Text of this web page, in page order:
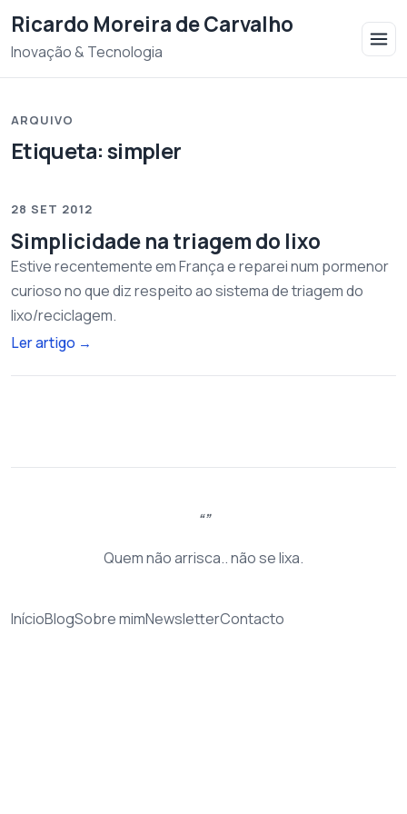
Ricardo Moreira de Carvalho
Inovação & Tecnologia
ARQUIVO
Etiqueta:simpler
28 SET 2012
Simplicidade na triagem do lixo
Estive recentemente em França e reparei num pormenor
curioso no que diz respeito ao sistema de triagem do
lixo/reciclagem.
Ler artigo →
Quem não arrisca.. não se lixa.
InícioBlogSobre mimNewsletterContacto